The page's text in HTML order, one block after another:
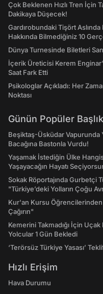
Çok Beklenen Hızlı Tren İçin
Dakikaya Düşecek!
Gardırobundaki Tişört
Hakkında Bilmediğiniz 10
Dünya Turnesinde Biletleri
İçerik Üreticisi Kerem
Saat Fark Etti
Psikologlar Açıkladı: Her
Noktası
Günün Popüler
Beşiktaş-Üsküdar Vapurunda
Bacağına Bastonla Vurdu!
Yaşamak İstediğin Ülke
Yaşayacağın Hayatı
Sokak Röportajında Gurbetçi
"Türkiye’deki Yolların Çoğu
Kur'an Kursu
Çağırın"
Kemerini Takmadığı İçin
Yolcular 1 Gün Bekledi
‘Terörsüz Türkiye Yasası’
Hızlı Erişim
Hava Durumu